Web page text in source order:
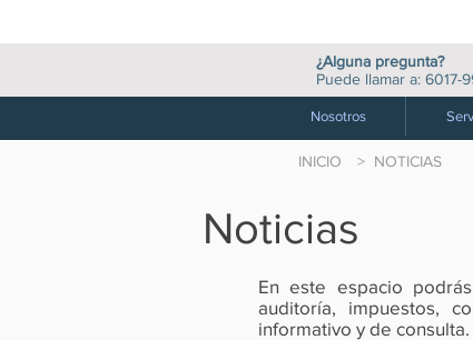
Nosotros
¿Alguna pregunta?
Puede llamar a: 6017-
INICIO > NOTICIAS
Noticias
En este espacio
auditoría, impuestos,
informativo y de consulta.